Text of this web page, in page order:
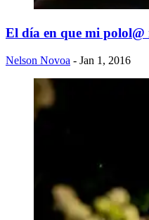
El día en que mi polol@
Nelson Novoa - Jan 1, 2016